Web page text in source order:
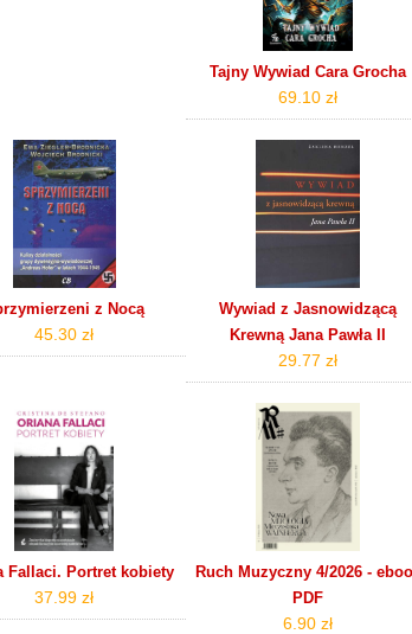
Tajny Wywiad Cara Grocha
69.10 zł
z Nocą
45.30 zł
Wywiad z Jasnowidzącą
Krewną Jana Pawła II
29.77 zł
Fallaci. Portret kobiety
37.99 zł
Ruch Muzyczny 4/2026 -
PDF
6.90 zł